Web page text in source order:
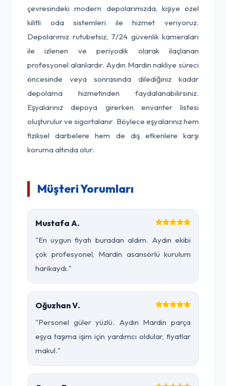
çevresindeki modern depolarımızda, kişiye özel
kilitli oda sistemleri ile hizmet veriyoruz.
Depolarımız rutubetsiz, 7/24 güvenlik kameraları
ile izlenen ve periyodik olarak ilaçlanan
profesyonel alanlardır. Aydın Mardin nakliye süreci
öncesinde veya sonrasında dilediğiniz kadar
depolama hizmetinden faydalanabilirsiniz.
Eşyalarınız depoya girerken envanter listesi
oluşturulur ve sigortalanır. Böylece eşyalarınız hem
fiziksel darbelere hem de dış etkenlere karşı
koruma altında olur.
Müşteri Yorumları
Mustafa A.
"En uygun fiyatı buradan aldım. Aydın ekibi
çok profesyonel, Mardin asansörlü kurulum
harikaydı."
Oğuzhan V.
"Personel güler yüzlü. Aydın Mardin parça
eşya taşıma işim için yardımcı oldular, fiyatlar
makul."